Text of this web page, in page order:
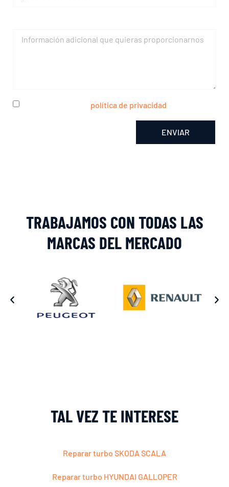
política de privacidad
ENVIAR
TRABAJAMOS CON TODAS LAS
MARCAS DEL MERCADO
TAL VEZ TE INTERESE
Reparar turbo SKODA SCALA
Reparar turbo HYUNDAI GALLOPER